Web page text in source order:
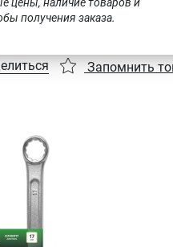
получения заказа.
Запомнить